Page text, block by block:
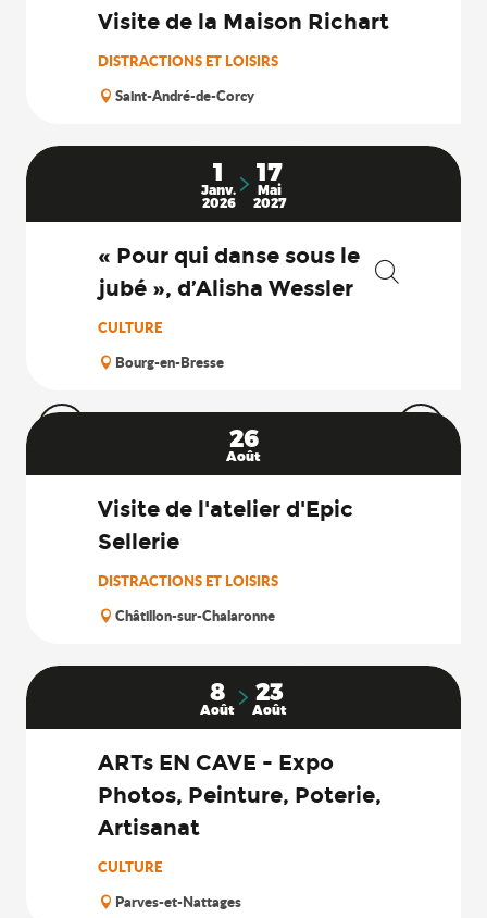
Visite de la Maison Richart
DISTRACTIONS ET LOISIRS
Saint-André-de-Corcy
1
Janv.
2026
17
Mai
2027
« Pour qui danse sous le
jubé », d’Alisha Wessler
CULTURE
Bourg-en-Bresse
26
Août
Visite de l'atelier d'Epic
Sellerie
DISTRACTIONS ET LOISIRS
Châtillon-sur-Chalaronne
8
Août
23
Août
ARTs EN CAVE - Expo
Photos, Peinture, Poterie,
Artisanat
CULTURE
Parves-et-Nattages